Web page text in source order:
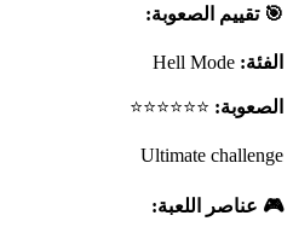
🎯 تقييم الصعوبة:
الفئة: Hell Mode
الصعوبة: ⭐⭐⭐⭐⭐⭐
Ultimate challenge
🎮 عناصر اللعبة: